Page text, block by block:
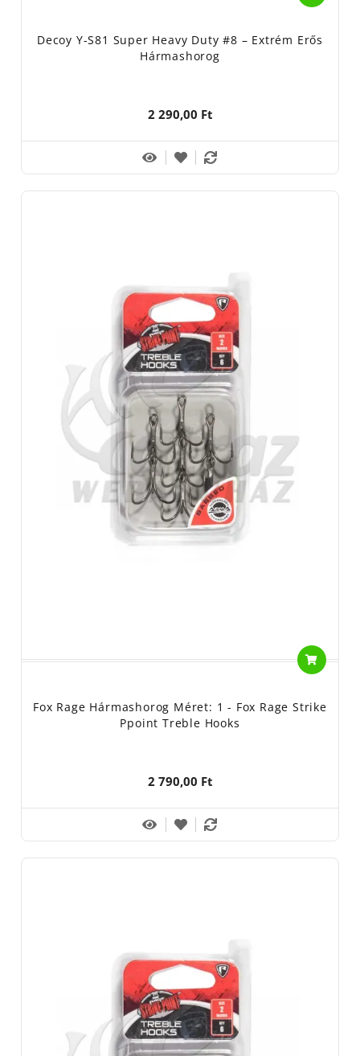
Decoy Y-S81 Super Heavy Duty #8 – Extrém Erős
Hármashorog
2 290,00 Ft
Fox Rage Hármashorog Méret: 1 - Fox Rage Strike
Ppoint Treble Hooks
2 790,00 Ft